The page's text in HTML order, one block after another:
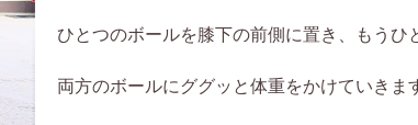
ひとつのボールを膝下の前側に置き、もうひ
両方のボールにググッと体重をかけていきま